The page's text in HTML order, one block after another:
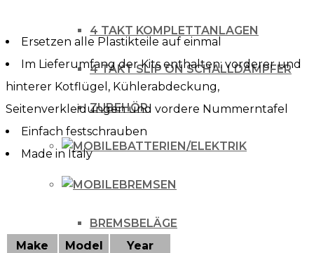
4 TAKT KOMPLETTANLAGEN
4 TAKT SLIP ON SCHALLDÄMPFER
ZUBEHÖR
BATTERIEN/ELEKTRIK
BREMSEN
BREMSBELÄGE
Ersetzen alle Plastikteile auf einmal
Im Lieferumfang der Kits enthalten: vorderer und
hinterer Kotflügel, Kühlerabdeckung,
Seitenverkleidungen und vordere Nummerntafel
Einfach festschrauben
Made in Italy
Make Model
Year